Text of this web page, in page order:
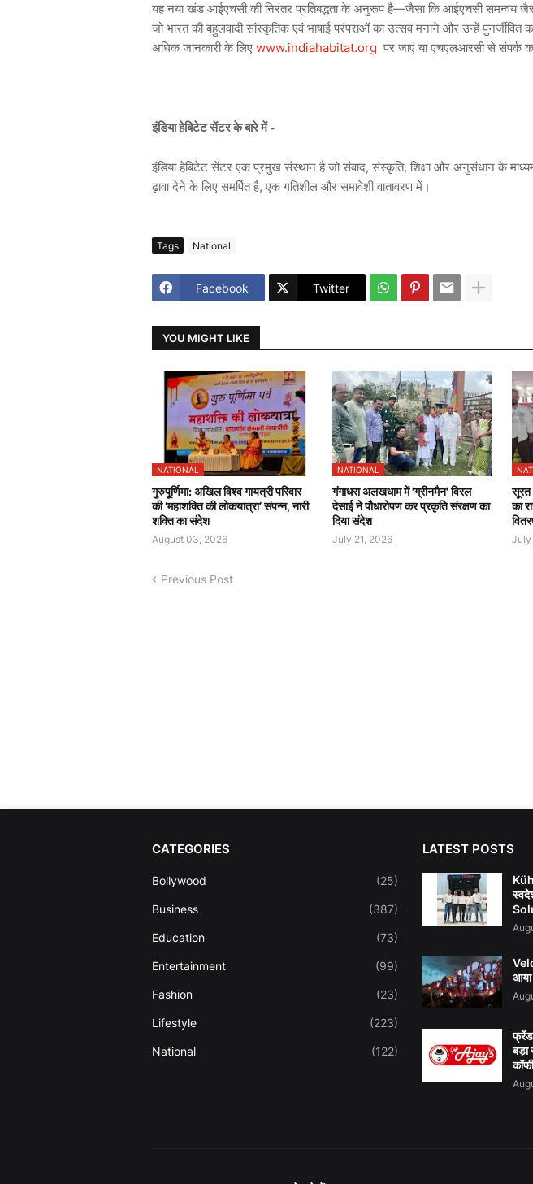
यह नया खंड आईएचसी की निरंतर प्रतिबद्धता के अनुरूप है—जैसा कि आईएचसी समन्वय
जो भारत की बहुलवादी सांस्कृतिक एवं भाषाई परंपराओं का उत्सव मनाने और उन्हें पुनर्जीवित
अधिक जानकारी के लिए www.indiahabitat.org पर जाएं या एचएलआरसी से संपर्क
इंडियाहेबिटेटसेंटरकेबारेमें -
इंडिया हेबिटेट सेंटर एक प्रमुख संस्थान है जो संवाद, संस्कृति, शिक्षा और अनुसंधान के
ढ़ावा देने के लिए समर्पित है, एक गतिशील और समावेशी वातावरण में।
Tags National
Facebook Twitter
YOU MIGHT LIKE
NATIONAL
गुरुपूर्णिमा: अखिल विश्व गायत्री परिवार
की ‘महाशक्ति की लोकयात्रा’ संपन्न, नारी
शक्ति का संदेश
August 03, 2026
NATIONAL
गंगाधरा अलखधाम में 'ग्रीनमैन' विरल
देसाई ने पौधारोपण कर प्रकृति संरक्षण का
दिया संदेश
July 21, 2026
सूरत
का
July
Previous Post
CATEGORIES
Bollywood (25)
Business (387)
Education (73)
Entertainment (99)
Fashion (23)
Lifestyle (223)
National (122)
LATEST POSTS
बड़ा